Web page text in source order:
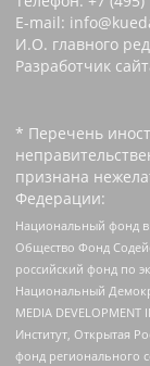
E-mail:
И.О. главного
Разработчик
* Перечень
признана
Федерации:
Национальный фонд в
Общество Фонд
российский фонд по
Национальный
MEDIA
Институт, Открытая
фонд регионального